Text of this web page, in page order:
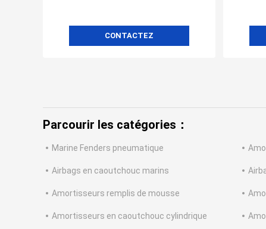
CONTACTEZ
Parcourir les catégories：
Marine Fenders pneumatique
Airbags en caoutchouc marins
Amortisseurs remplis de mousse
Amortisseurs en caoutchouc cylindrique